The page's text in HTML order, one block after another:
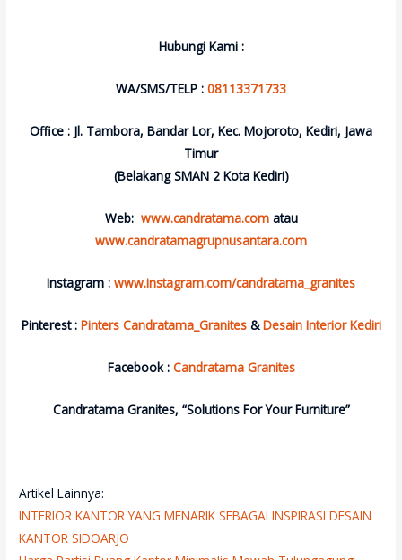
Hubungi Kami :
WA/SMS/TELP : 08113371733
Office : Jl. Tambora, Bandar Lor, Kec. Mojoroto, Kediri, Jawa
Timur
(Belakang SMAN 2 Kota Kediri)
Web: www.candratama.com atau
www.candratamagrupnusantara.com
Instagram : www.instagram.com/candratama_granites
Pinterest : Pinters Candratama_Granites &Desain Interior Kediri
Facebook : Candratama Granites
Candratama Granites, “Solutions For Your Furniture”
Artikel Lainnya:
INTERIOR KANTOR YANG MENARIK SEBAGAI INSPIRASI DESAIN
KANTOR SIDOARJO